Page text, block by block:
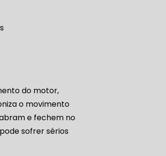
ZONA SUL
do motor,
o movimento
e fechem no
sofrer sérios